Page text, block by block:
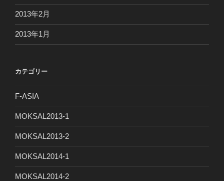
2013年2月
2013年1月
カテゴリー
F-ASIA
MOKSAL2013-1
MOKSAL2013-2
MOKSAL2014-1
MOKSAL2014-2